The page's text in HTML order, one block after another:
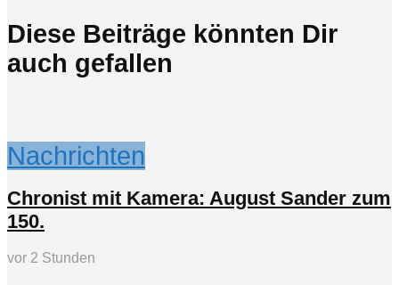
Diese Beiträge könnten Dir
auch gefallen
Nachrichten
Chronist mit Kamera: August Sander zum
150.
vor 2 Stunden